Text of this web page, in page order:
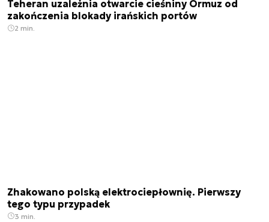
Teheran uzależnia otwarcie cieśniny Ormuz od
zakończenia blokady irańskich portów
2 min.
Zhakowano polską elektrociepłownię. Pierwszy
tego typu przypadek
3 min.